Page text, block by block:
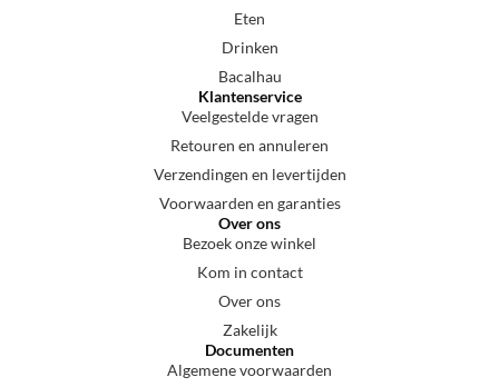
Eten
Drinken
Bacalhau
Klantenservice
Veelgestelde vragen
Retouren en annuleren
Verzendingen en levertijden
Voorwaarden en garanties
Over ons
Bezoek onze winkel
Kom in contact
Over ons
Zakelijk
Documenten
Algemene voorwaarden